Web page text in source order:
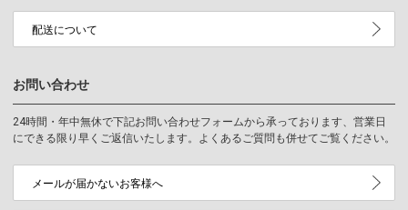
配送について
お問い合わせ
24時間・年中無休で下記お問い合わせフォームから承っております、営業日
にできる限り早くご返信いたします。よくあるご質問も併せてご覧ください。
メールが届かないお客様へ